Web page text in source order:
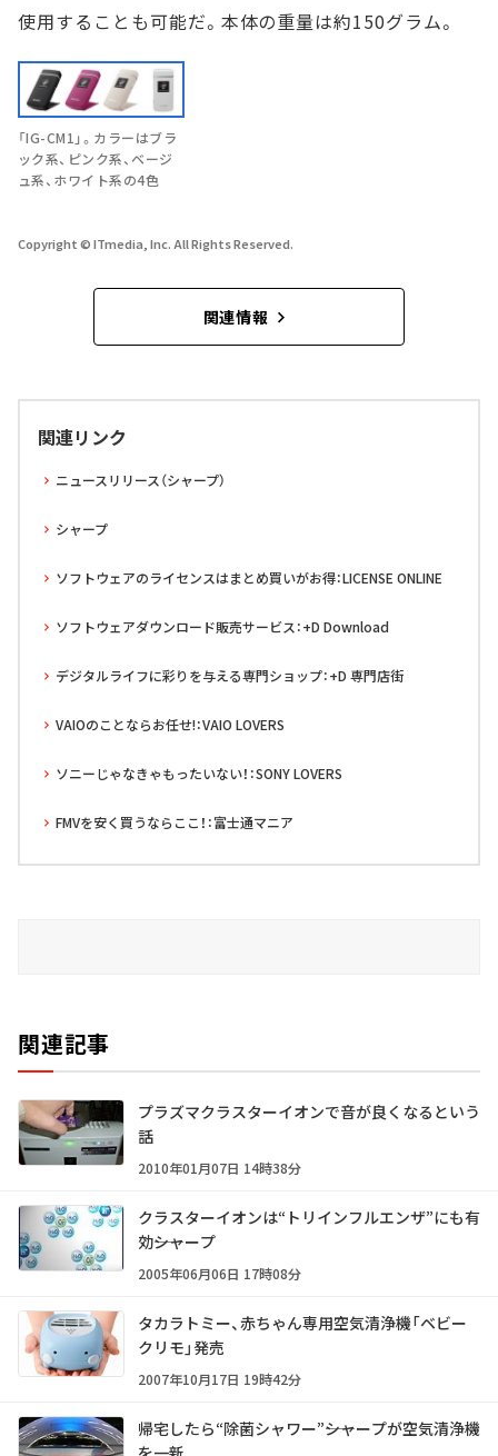
使用することも可能だ。本体の重量は約150グラム。
「IG-CM1」。カラーはブラ
ック系、ピンク系、ベージ
ュ系、ホワイト系の4色
Copyright © ITmedia, Inc. All Rights Reserved.
関連情報
関連リンク
ニュースリリース（シャープ）
シャープ
ソフトウェアのライセンスはまとめ買いがお得：LICENSE ONLINE
ソフトウェアダウンロード販売サービス：+D Download
デジタルライフに彩りを与える専門ショップ：+D 専門店街
VAIOのことならお任せ!：VAIO LOVERS
ソニーじゃなきゃもったいない！：SONY LOVERS
FMVを安く買うならここ！：富士通マニア
関連記事
プラズマクラスターイオンで音が良くなるという
話
2010年01月07日 14時38分
クラスターイオンは“トリインフルエンザ”にも有
効――シャープ
2005年06月06日 17時08分
タカラトミー、赤ちゃん専用空気清浄機「ベビー
クリモ」発売
2007年10月17日 19時42分
帰宅したら“除菌シャワー”――シャープが空気清浄機